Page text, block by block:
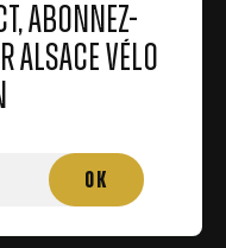
ABONNEZ-
ALSACE VÉLO